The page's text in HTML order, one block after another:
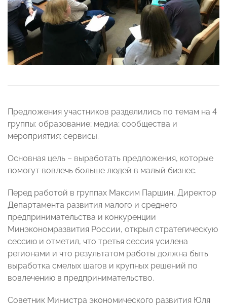
Предложения участников разделились по темам на 4
группы: образование; медиа; сообщества и
мероприятия; сервисы.
Основная цель – выработать предложения, которые
помогут вовлечь больше людей в малый бизнес.
Перед работой в группах Максим Паршин, Директор
Департамента развития малого и среднего
предпринимательства и конкуренции
Минэкономразвития России, открыл стратегическую
сессию и отметил, что третья сессия усилена
регионами и что результатом работы должна быть
выработка смелых шагов и крупных решений по
вовлечению в предпринимательство.
Советник Министра экономического развития Юля